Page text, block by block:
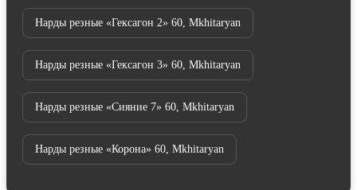
Нарды резные «Гексагон 2» 60, Mkhitaryan
Нарды резные «Гексагон 3» 60, Mkhitaryan
Нарды резные «Сияние 7» 60, Mkhitaryan
Нарды резные «Корона» 60, Mkhitaryan